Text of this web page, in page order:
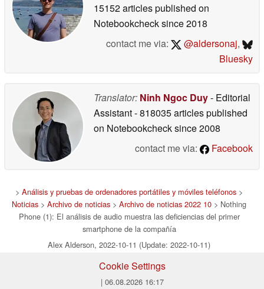
15152 articles published on
Notebookchecksince 2018
contact me via:
@aldersonaj,
Bluesky
Translator: Ninh Ngoc Duy- Editorial
Assistant- 818035 articles published
on Notebookchecksince 2008
contact me via:
Facebook
> Análisis y pruebas de ordenadores portátiles y móviles teléfonos >
Noticias > Archivo de noticias > Archivo de noticias 2022 10 > Nothing
Phone (1): El análisis de audio muestra las deficiencias del primer
smartphone de la compañía
Alex Alderson, 2022-10-11 (Update: 2022-10-11)
Cookie Settings
| 06.08.2026 16:17